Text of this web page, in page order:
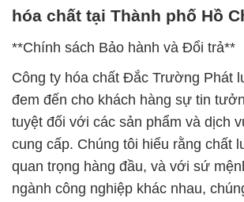
hóa chất tại Thành phố Hồ
**Chính sách Bảo hành và Đổi trả**
Công ty hóa chất Đắc Trường Phát
đem đến cho khách hàng sự tin
tuyệt đối với các sản phẩm và dịch
cung cấp. Chúng tôi hiểu rằng chất
quan trọng hàng đầu, và với sứ
ngành công nghiệp khác nhau,